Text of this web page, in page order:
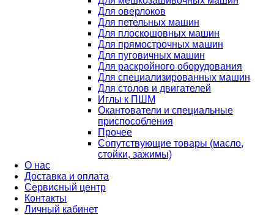
Для оверлоков
Для петельных машин
Для плоскошовных машин
Для прямострочных машин
Для пуговичных машин
Для раскройного оборудования
Для специализированных машин
Для столов и двигателей
Иглы к ПШМ
Окантователи и специальные
приспособления
Прочее
Сопутствующие товары (масло,
стойки, зажимы)
О нас
Доставка и оплата
Сервисный центр
Контакты
Личный кабинет